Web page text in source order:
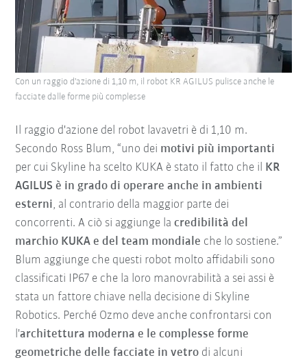
Il raggio d'azione del robot lavavetri è di 1,10 m.
Secondo Ross Blum, “uno dei motivi più importanti
per cui Skyline ha scelto KUKA è stato il fatto che il
KR
AGILUS è in grado di operare anche in ambienti
esterni, al contrario della maggior parte dei
concorrenti. A ciò si aggiunge lacredibilità del
marchio KUKA e del team mondiale che lo sostiene.”
Blum aggiunge che questi robot molto affidabili sono
classificati IP67 e che la loro manovrabilità a sei assi è
stata un fattore chiave nella decisione di Skyline
Robotics. Perché Ozmo deve anche confrontarsi con
l'architettura moderna e le complesse forme
geometriche delle facciate in vetro di alcuni
Con un raggio d'azione di 1,10 m, il robot KR AGILUS pulisce anche le
facciate dalle forme più complesse